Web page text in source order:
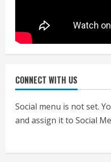
CONNECT WITH US
Social menu is not set.
and assign it to Social
प्रमाणपत्र
July 24,
1
एचईआरसी